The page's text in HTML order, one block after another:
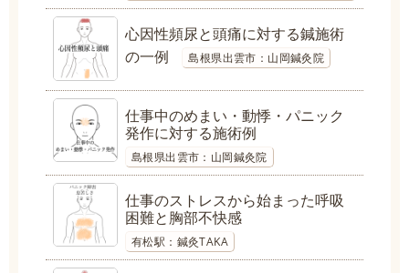
心因性頻尿と頭痛に対する鍼施術
の一例
島根県出雲市：山岡鍼灸院
仕事中のめまい・動悸・パニック
発作に対する施術例
島根県出雲市：山岡鍼灸院
仕事のストレスから始まった呼吸
困難と胸部不快感
有松駅：鍼灸TAKA